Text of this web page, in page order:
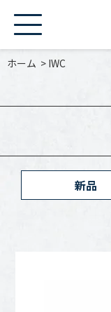
ホーム > IWC
新品